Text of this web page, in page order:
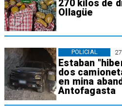
270 kilos de
Ollagüe
Estaban
dos
en mina
Antofagasta
POLICIAL